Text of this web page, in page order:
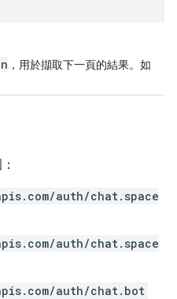
，用於擷取下一頁的結果。如
auth/chat.space
auth/chat.space
auth/chat.bot